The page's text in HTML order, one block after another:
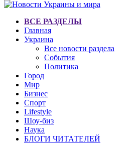
ВСЕ РАЗДЕЛЫ
Главная
Украина
Все новости раздела
События
Политика
Город
Мир
Бизнес
Спорт
Lifestyle
Шоу-биз
Наука
БЛОГИ ЧИТАТЕЛЕЙ